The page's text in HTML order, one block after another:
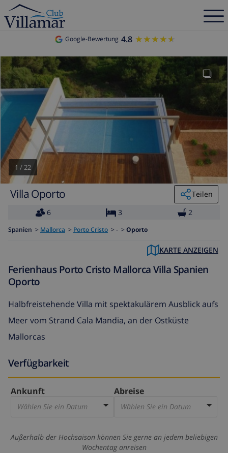
Google-Bewertung 4.8 ★★★★★
★★★★★
1 /22
Villa Oporto
Teilen
6
3 2
Spanien > Mallorca > Porto Cristo > - > Oporto
KARTE ANZEIGEN
Ferienhaus Porto Cristo Mallorca Villa Spanien
Oporto
Halbfreistehende Villa mit spektakulärem Ausblick aufs
Meer vom Strand Cala Mandia, an der Ostküste
Mallorcas
Verfügbarkeit
Ankunft
Wählen Sie ein Datum
Abreise
Wählen Sie ein Datum
Außerhalb der Hochsaison können Sie gerne an jedem beliebigen
Wochentag anreisen